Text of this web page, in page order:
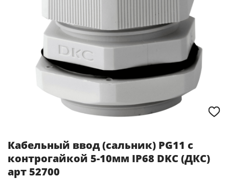
Кабельный ввод (сальник) PG11 с
контрогайкой 5-10мм IP68 DKC (ДКС)
арт 52700